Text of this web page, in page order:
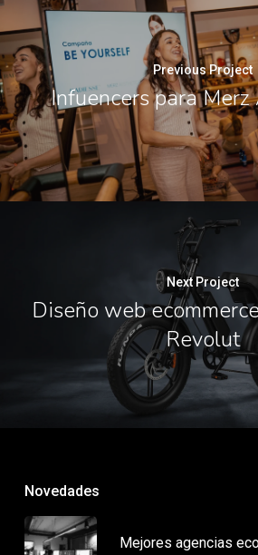
Previous Project
Infuencers para
Next Project
Diseño web
Revolut
Novedades
Mejores agencias